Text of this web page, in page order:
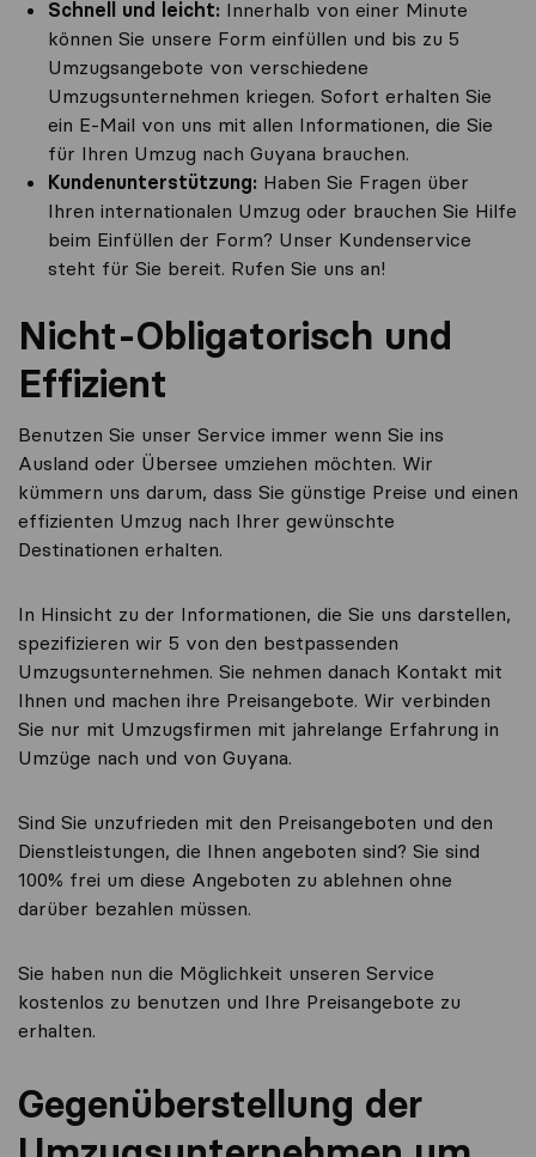
Schnell und leicht: Innerhalb von einer Minute
können Sie unsere Form einfüllen und bis zu 5
Umzugsangebote von verschiedene
Umzugsunternehmen kriegen. Sofort erhalten Sie
ein E-Mail von uns mit allen Informationen, die Sie
für Ihren Umzug nach Guyana brauchen.
Kundenunterstützung: Haben Sie Fragen über
Ihren internationalen Umzug oder brauchen Sie Hilfe
beim Einfüllen der Form? Unser Kundenservice
steht für Sie bereit. Rufen Sie uns an!
Nicht-Obligatorisch und
Effizient
Benutzen Sie unser Service immer wenn Sie ins
Ausland oder Übersee umziehen möchten. Wir
kümmern uns darum, dass Sie günstige Preise und einen
effizienten Umzug nach Ihrer gewünschte
Destinationen erhalten.
In Hinsicht zu der Informationen, die Sie uns darstellen,
spezifizieren wir 5 von den bestpassenden
Umzugsunternehmen. Sie nehmen danach Kontakt mit
Ihnen und machen ihre Preisangebote. Wir verbinden
Sie nur mit Umzugsfirmen mit jahrelange Erfahrung in
Umzüge nach und von Guyana.
Sind Sie unzufrieden mit den Preisangeboten und den
Dienstleistungen, die Ihnen angeboten sind? Sie sind
100% frei um diese Angeboten zu ablehnen ohne
darüber bezahlen müssen.
Sie haben nun die Möglichkeit unseren Service
kostenlos zu benutzen und Ihre Preisangebote zu
erhalten.
Gegenüberstellung der